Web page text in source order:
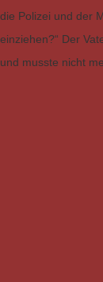
die Polizei und der
einziehen?“ Der
und musste nicht